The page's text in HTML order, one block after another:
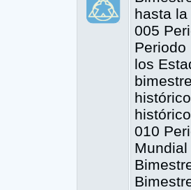
hasta
005
Periodo
los
010